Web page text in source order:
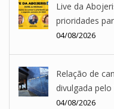
Live da
prioridades
04/08/2026
Relação de
divulgada pelo
04/08/2026